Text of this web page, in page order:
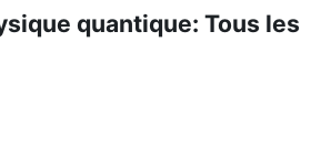
quantique: Tous les